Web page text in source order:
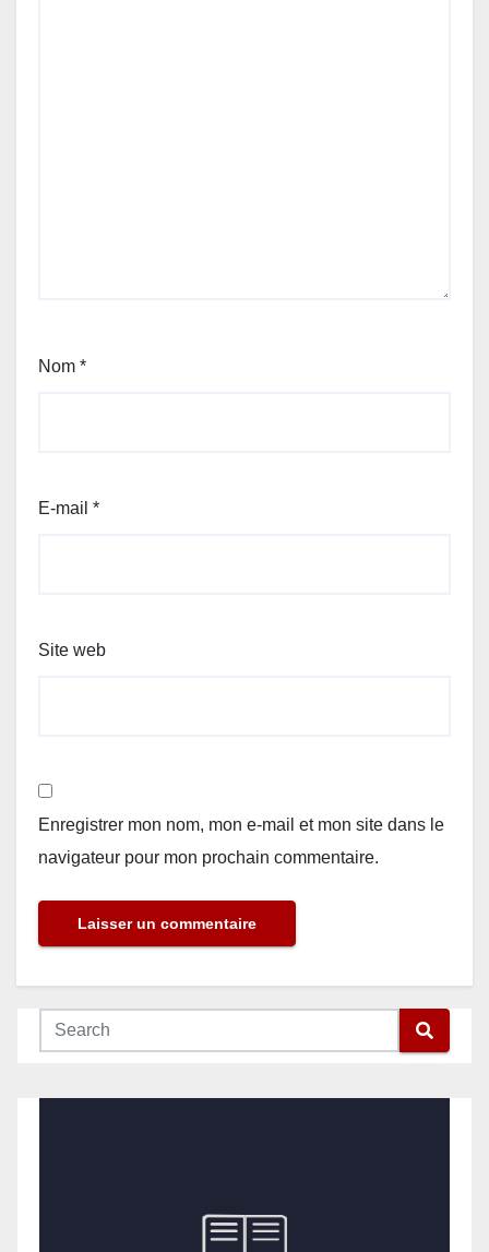
Nom *
E-mail *
Site web
Enregistrer mon nom, mon e-mail et mon site dans le
navigateur pour mon prochain commentaire.